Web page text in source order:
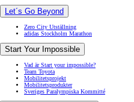
Let´s Go Beyond
Zero City Utställning
adidas Stockholm Marathon
Start Your Impossible
Vad är Start your impossible?
Team Toyota
Mobilitetsprojekt
Mobilitetsprodukter
Sveriges Paralympiska Kommitté